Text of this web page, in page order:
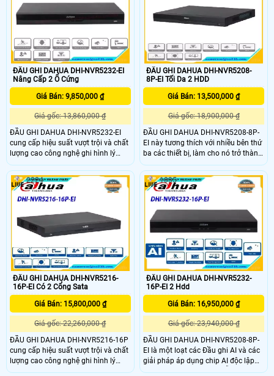
camera này mang lại hình ảnh chất
lượng và sắc nét.
ĐẦU GHI DAHUA DHI-NVR5232-EI
Nâng Cấp 2 Ổ Cứng
Giá Bán: 9,850,000 ₫
Giá gốc: 13,860,000 ₫
ĐẦU GHI DAHUA DHI-NVR5232-EI
cung cấp hiệu suất vượt trội và chất
lượng cao công nghệ ghi hình lý
tưởng cho giám sát video IP các
ứng dụng. ĐẦU GHI DAHUA DHI-
NVR5232-EI tích hợp chip AI và
Dahua's các thuật toán học sâu tiên
năng AI, chẳng hạn như nhận dạng
khuôn mặt và chu vi có độ chính
xác cao sự bảo vệ
ĐẦU GHI DAHUA DHI-NVR5208-
8P-EI Tối Da 2 HDD
Giá Bán: 13,500,000 ₫
Giá gốc: 18,900,000 ₫
ĐẦU GHI DAHUA DHI-NVR5208-8P-
EI này tương thích với nhiều bên thứ
ba các thiết bị, làm cho nó trở thành
một giải pháp tuyệt vời cho các hệ
thống giám sát hoạt động với phần
mềm quản lý video (VMS). ĐẦU GHI
DAHUA DHI-NVR5208-8P-EI hỗ trợ
hạn như nhận dạng khuôn mặt và
chu vi có độ chính xác cao sự bảo
vệ
ĐẦU GHI DAHUA DHI-NVR5216-
16P-EI Có 2 Cổng Sata
Giá Bán: 15,800,000 ₫
Giá gốc: 22,260,000 ₫
ĐẦU GHI DAHUA DHI-NVR5216-16P
cung cấp hiệu suất vượt trội và chất
lượng cao công nghệ ghi hình lý
tưởng cho giám sát video IP các
2224
ĐẦU GHI DAHUA DHI-NVR5232-
16P-EI 2 Hdd
Giá Bán: 16,950,000 ₫
Giá gốc: 23,940,000 ₫
ĐẦU GHI DAHUA DHI-NVR5208-8P-
EI là một loạt các Đầu ghi AI và các
giải pháp áp dụng chip AI độc lập
và thuật toán học sâu. Hỗ trợ 4
1835